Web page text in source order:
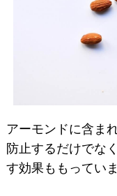
アーモンドに含ま
防止するだけでな
す効果ももっていま